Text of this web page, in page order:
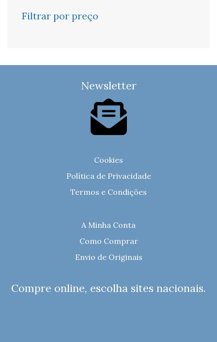
Filtrar por preço
Newsletter
Cookies
Política de Privacidade
Termos e Condições
A Minha Conta
Como Comprar
Envio de Originais
Compre online, escolha sites nacionais.